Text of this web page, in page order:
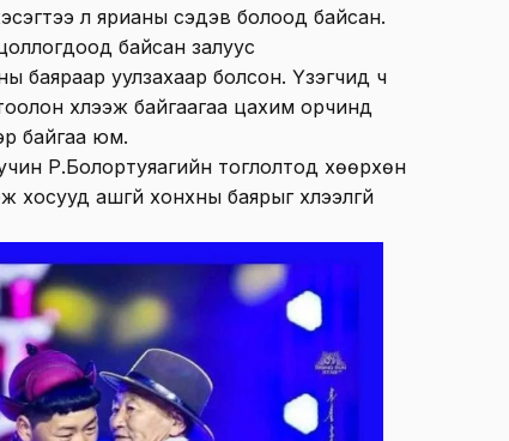
л ярианы сэдэв болоод байсан.
байсан залуус
баяраар уулзахаар болсон. Үзэгчид ч
хүлээж байгаагаа цахим орчинд
байгаа юм.
Р.Болортуяагийн тоглолтод хөөрхөн
хосууд ашгүй хонхны баярыг хүлээлгүй